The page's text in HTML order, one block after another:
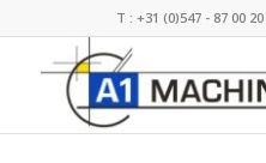
T :+31 (0)547 - 87 00 20